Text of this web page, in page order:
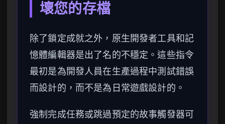
壞您的存檔
除了鎖定成就之外，原生開發者工具和記
憶體編輯器是出了名的不穩定。這些指令
最初是為開發人員在生產過程中測試錯誤
而設計的，而不是為日常遊戲設計的。
強制完成任務或跳過預定的故事觸發器可